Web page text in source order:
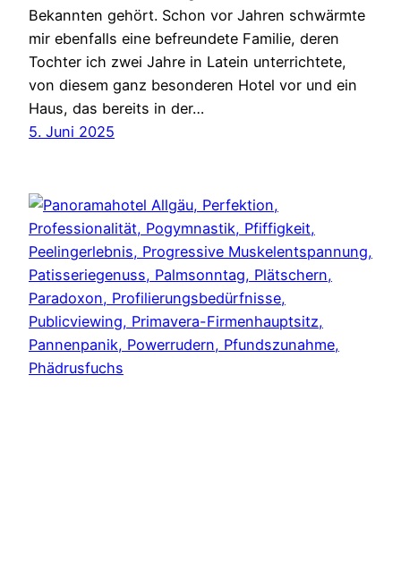
Bekannten gehört. Schon vor Jahren schwärmte
mir ebenfalls eine befreundete Familie, deren
Tochter ich zwei Jahre in Latein unterrichtete,
von diesem ganz besonderen Hotel vor und ein
Haus, das bereits in der…
5. Juni 2025